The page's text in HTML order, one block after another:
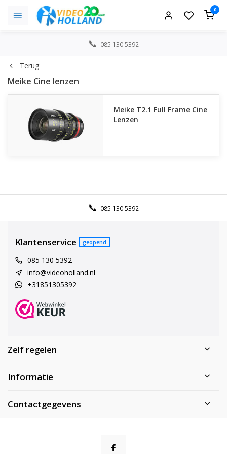
0
085 130 5392
Terug
Meike Cine lenzen
Meike T2.1 Full Frame Cine
Lenzen
085 130 5392
Klantenservice geopend
085 130 5392
info@videoholland.nl
+31851305392
Zelf regelen
Informatie
Contactgegevens